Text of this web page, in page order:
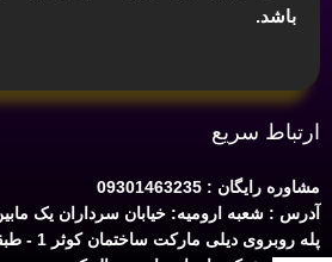
باشد.
ارتباط سریع
مشاوره رایگان : 09301463235
آدرس : شعبه ارومیه: خیابان سرداران یک
پله روبروی دیلی مارکت ساختمان کوثر 1 - طبقه2 واحد 4